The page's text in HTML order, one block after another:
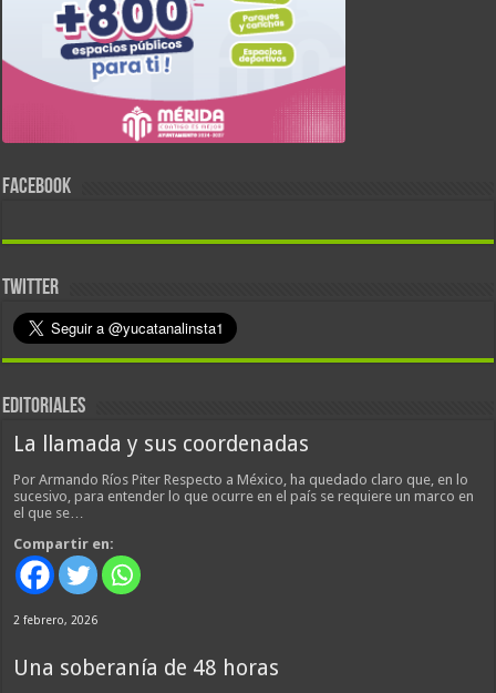
FACEBOOK
TWITTER
EDITORIALES
La llamada y sus coordenadas
Por Armando Ríos Piter Respecto a México, ha quedado claro que, en lo
sucesivo, para entender lo que ocurre en el país se requiere un marco en
el que se…
Compartir en:
2 febrero, 2026
Una soberanía de 48 horas